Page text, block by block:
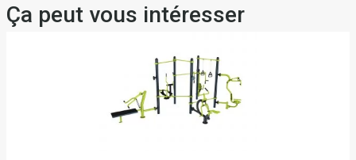
Ça peut vous intéresser